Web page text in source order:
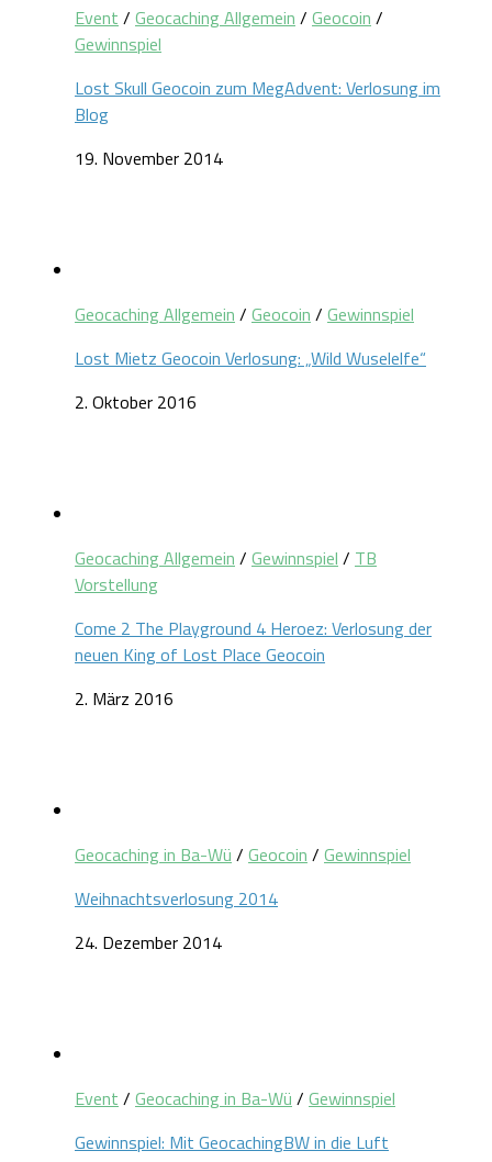
Event / Geocaching Allgemein / Geocoin /
Gewinnspiel
Lost Skull Geocoin zum MegAdvent: Verlosung im
Blog
19. November 2014
Geocaching Allgemein / Geocoin / Gewinnspiel
Lost Mietz Geocoin Verlosung: „Wild Wuselelfe“
2. Oktober 2016
Geocaching Allgemein / Gewinnspiel / TB
Vorstellung
Come 2 The Playground 4 Heroez: Verlosung der
neuen King of Lost Place Geocoin
2. März 2016
Geocaching in Ba-Wü / Geocoin / Gewinnspiel
Weihnachtsverlosung 2014
24. Dezember 2014
Event / Geocaching in Ba-Wü / Gewinnspiel
Gewinnspiel: Mit GeocachingBW in die Luft